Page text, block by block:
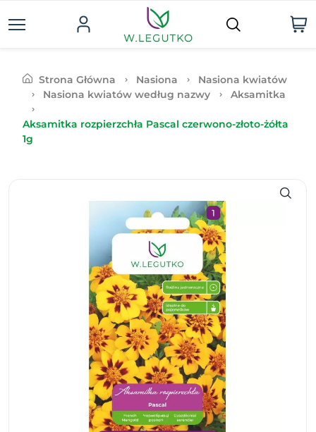
Strona Główna Nasiona
Nasiona kwiatów
Nasiona kwiatów według nazwy
Aksamitka
Aksamitka rozpierzchła Pascal czerwono-złoto-żółta
1g